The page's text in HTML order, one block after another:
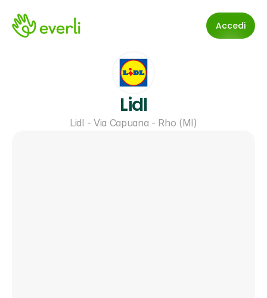
Accedi
Lidl
Lidl - Via Capuana - Rho (MI)